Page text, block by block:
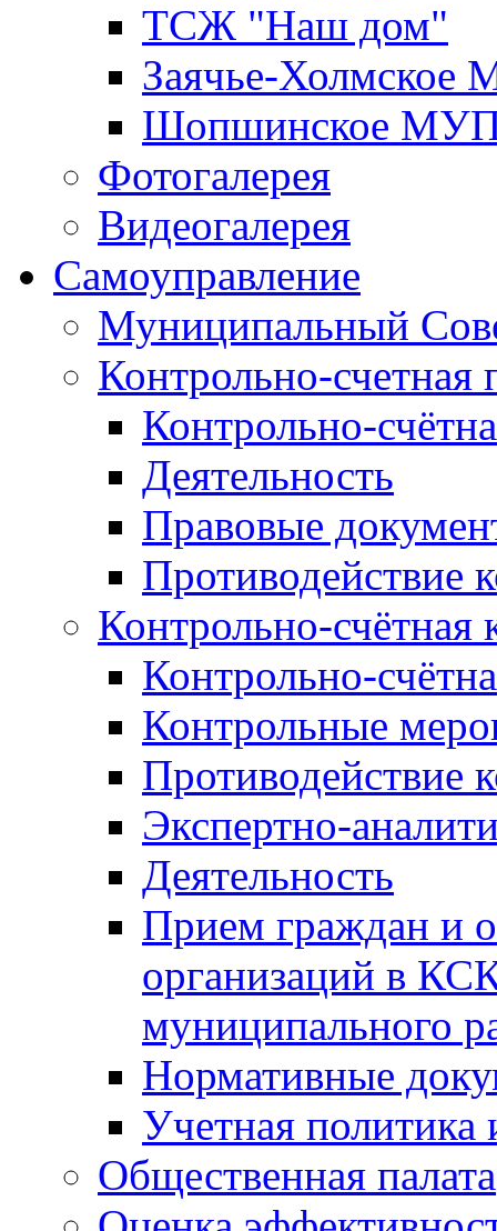
ТСЖ "Наш дом"
Заячье-
Шопшинское
Фотогалерея
Видеогалерея
Самоуправление
Муниципальный
Контрольно-счетная
Контрольно-
Деятельность
Правовые
Противодействие
Контрольно-счётная
Контрольно-
Контрольные
Противодействие
Экспертно-
Деятельность
Прием граждан и
организаций в
муниципального
Нормативные
Учетная политика
Общественная палата